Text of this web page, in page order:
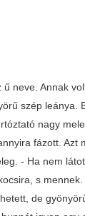
teszünk - azt mondja a Veres király -, ha azon a három próbán ti győztök, tietek a leány, ha nem győztök, karóba fütty a fejetek. Adtak aztán nekik egy szíp szobát. Ott laktak osztán, beszílgettek, kártyáztak. Ennivalót is adtak, nem volt semmi kifogás az ellen. Estefelé hivatták a királyúrfit, hogy adják ki az első próbát. Azt mondja a király: - Na, te királyúrfi, a hetvenhetedik országszílben van egy csorgó. Én - azt mondja - annak a viziben akarok megmosdanni. Ha a te embered hoz elébb vizet, a ti szerencsítek, ha az én udvarombéli, akkor - azt mondja - a ti fejetek karóba huzatom. Bémenyen a királyúrfi, s megmondja az embereinek, hogy mi a próba. - Na - azt mondja a jó futó -, ezen sohase búsuljon királyúrfi, me hamarabb itt leszek én, mint az ű emberei. Elindul hajnalban két vizeskantával. Alig egypár pillanat, már ott termett a csorgónál, s jött visszafelé. Tanálkozott az udvari vasórrú bábával, egy vín nemjófélivel, az akkor ment vízirt. Szintén az is jómenő volt. Azt mondja a vín boszorkány: - Ó, be bolond vagy! Mé jársz - azt mondja - a kedvibe az uradnak? Gyere - azt mondja - , beszílgessünk! De az embernek csak annyi esze volt, leűlt beszílgetni. De bonya nagyon hízelkedik: - Gyere - azt mondja -